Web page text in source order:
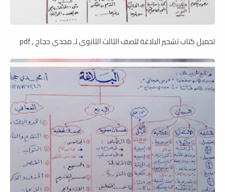
تحميل كتاب تشجير البلاغة للصف الثالث الثانوي لـ مجدي حجاج , pdf